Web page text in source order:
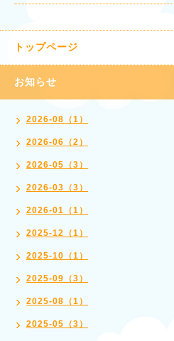
トップページ
お知らせ
2026-08（1）
2026-06（2）
2026-05（3）
2026-03（3）
2026-01（1）
2025-12（1）
2025-10（1）
2025-09（3）
2025-08（1）
2025-05（3）